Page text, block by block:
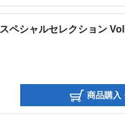
ペシャルセレクション
商品購入